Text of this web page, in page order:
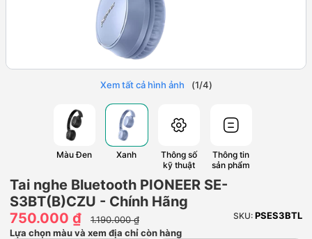
Xem tất cả hình ảnh (1/4)
Màu Đen Xanh
Thông số
kỹ thuật
Thông tin
sản phẩm
Tai nghe Bluetooth PIONEER SE-
S3BT(B)CZU - Chính Hãng
750.000 ₫
1.190.000 ₫ SKU: PSES3BTL
Lựa chọn màu và xem địa chỉ còn hàng